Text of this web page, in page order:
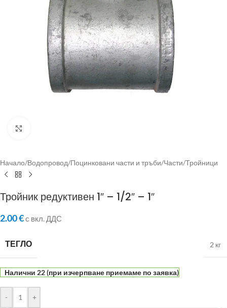
Начало/Водопровод/Поцинковани части и тръби/Части/Тройници
Тройник редуктивен 1″ – 1/2″ – 1″
2.00€с вкл. ДДС
ТЕГЛО 2 кг
Налични 22 (при изчерпване приемаме по заявка)
- +